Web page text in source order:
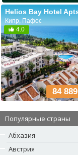
Кипр, Пафос
4.0
84 889
Популярные страны
Абхазия
Австрия